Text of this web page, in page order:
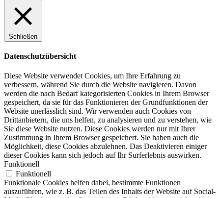
Schließen
Datenschutzübersicht
Diese Website verwendet Cookies, um Ihre Erfahrung zu
verbessern, während Sie durch die Website navigieren. Davon
werden die nach Bedarf kategorisierten Cookies in Ihrem Browser
gespeichert, da sie für das Funktionieren der Grundfunktionen der
Website unerlässlich sind. Wir verwenden auch Cookies von
Drittanbietern, die uns helfen, zu analysieren und zu verstehen, wie
Sie diese Website nutzen. Diese Cookies werden nur mit Ihrer
Zustimmung in Ihrem Browser gespeichert. Sie haben auch die
Möglichkeit, diese Cookies abzulehnen. Das Deaktivieren einiger
dieser Cookies kann sich jedoch auf Ihr Surferlebnis auswirken.
Funktionell
Funktionell
Funktionale Cookies helfen dabei, bestimmte Funktionen
auszuführen, wie z. B. das Teilen des Inhalts der Website auf Social-